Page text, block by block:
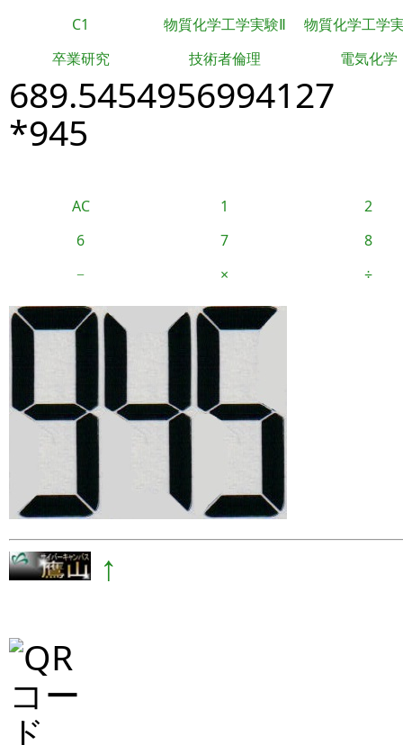
C1 物質化学工学実験Ⅱ
物質化学工学
卒業研究
技術者倫理 電気化学
689.5454956994127
*945
AC 1
2
6
7
8
−
× ÷
↑